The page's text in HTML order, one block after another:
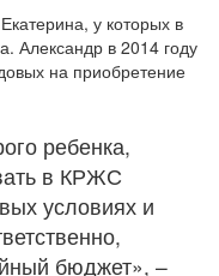
у которых в
Александр в 2014 году
на приобретение
ребенка,
в КРЖС
условиях и
бюджет», –